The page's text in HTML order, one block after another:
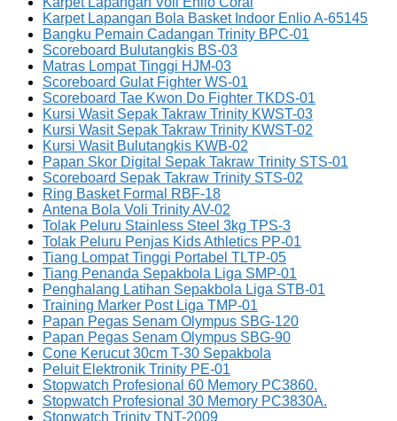
Karpet Lapangan Bola Basket Indoor Enlio A-65145
Bangku Pemain Cadangan Trinity BPC-01
Scoreboard Bulutangkis BS-03
Matras Lompat Tinggi HJM-03
Scoreboard Gulat Fighter WS-01
Scoreboard Tae Kwon Do Fighter TKDS-01
Kursi Wasit Sepak Takraw Trinity KWST-03
Kursi Wasit Sepak Takraw Trinity KWST-02
Kursi Wasit Bulutangkis KWB-02
Papan Skor Digital Sepak Takraw Trinity STS-01
Scoreboard Sepak Takraw Trinity STS-02
Ring Basket Formal RBF-18
Antena Bola Voli Trinity AV-02
Tolak Peluru Stainless Steel 3kg TPS-3
Tolak Peluru Penjas Kids Athletics PP-01
Tiang Lompat Tinggi Portabel TLTP-05
Tiang Penanda Sepakbola Liga SMP-01
Penghalang Latihan Sepakbola Liga STB-01
Training Marker Post Liga TMP-01
Papan Pegas Senam Olympus SBG-120
Papan Pegas Senam Olympus SBG-90
Cone Kerucut 30cm T-30 Sepakbola
Peluit Elektronik Trinity PE-01
Stopwatch Profesional 60 Memory PC3860.
Stopwatch Profesional 30 Memory PC3830A.
Stopwatch Trinity TNT-2009